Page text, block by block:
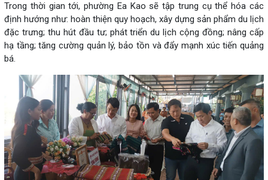
Trong thời gian tới, phường Ea Kao sẽ tập trung cụ thể hóa các
định hướng như: hoàn thiện quy hoạch, xây dựng sản phẩm du lịch
đặc trưng; thu hút đầu tư; phát triển du lịch cộng đồng; nâng cấp
hạ tầng; tăng cường quản lý, bảo tồn và đẩy mạnh xúc tiến quảng
bá.